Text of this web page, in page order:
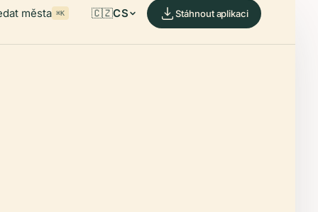
města ⌘K 🇨🇿CS Stáhnout aplikaci